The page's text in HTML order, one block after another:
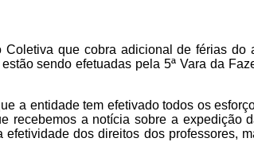
que cobra adicional de férias
sendo efetuadas pela 5ª Vara da
a entidade tem efetivado todos os
recebemos a notícia sobre a expedição
dos direitos dos professores,